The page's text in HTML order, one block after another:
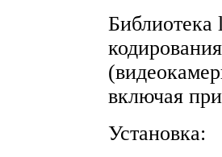
Библиотека
включая
Установка: